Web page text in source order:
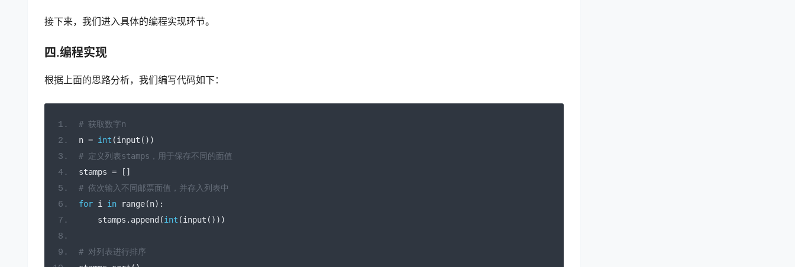
接下来，我们进入具体的编程实现环节。
四.编程实现
根据上面的思路分析，我们编写代码如下：
# 获取数字n
n = int (input ())
# 定义列表stamps，用于保存不同的面值
stamps =
[]
# 依次输入不同邮票面值，并存入列表中
for i in range(n):
    stamps
. append (int (input ()))
# 对列表进行排序